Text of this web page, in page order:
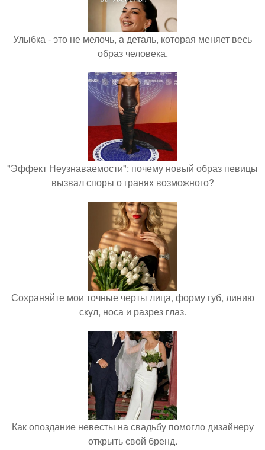
Улыбка - это не мелочь, а деталь, которая меняет весь
образ человека.
"Эффект Неузнаваемости": почему новый образ певицы
вызвал споры о гранях возможного?
Сохраняйте мои точные черты лица, форму губ, линию
скул, носа и разрез глаз.
Как опоздание невесты на свадьбу помогло дизайнеру
открыть свой бренд.